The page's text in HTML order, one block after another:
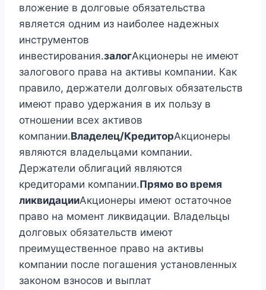
вложение в долговые обязательства
является одним из наиболее надежных
инструментов
инвестирования.залогАкционеры не имеют
залогового права на активы компании. Как
правило, держатели долговых обязательств
имеют право удержания в их пользу в
отношении всех активов
компании.Владелец/КредиторАкционеры
являются владельцами компании.
Держатели облигаций являются
кредиторами компании.Прямо во время
ликвидацииАкционеры имеют остаточное
право на момент ликвидации. Владельцы
долговых обязательств имеют
преимущественное право на активы
компании после погашения установленных
законом взносов и выплат